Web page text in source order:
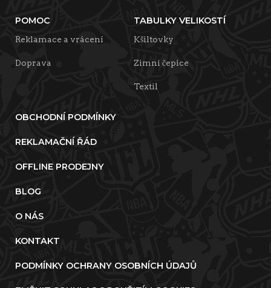
POMOC
Reklamace a vrácení
Doprava
TABULKY VELIKOSTÍ
Kšiltovky
Zimní čepice
Textil
OBCHODNÍ PODMÍNKY
REKLAMAČNÍ ŘÁD
OFFLINE PRODEJNY
BLOG
O NÁS
KONTAKT
PODMÍNKY OCHRANY OSOBNÍCH ÚDAJŮ